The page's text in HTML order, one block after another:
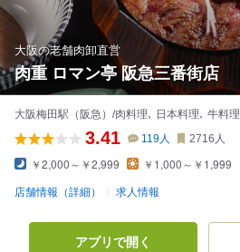
大阪の老舗肉卸直営
肉重 ロマン亭 阪急三番街店
大阪梅田駅（阪急）/肉料理､ 日本料理､ 牛料理
3.41 119人 2716 人
￥2,000～￥2,999 ￥1,000～￥1,999
店舗情報（詳細） 求人情報
アプリで開く